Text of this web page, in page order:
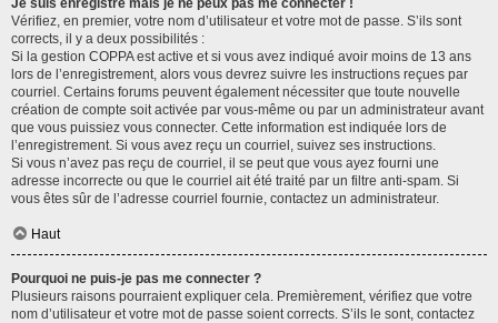
Je suis enregistré mais je ne peux pas me connecter !
Vérifiez, en premier, votre nom d’utilisateur et votre mot de passe. S’ils sont
corrects, il y a deux possibilités :
Si la gestion COPPA est active et si vous avez indiqué avoir moins de 13 ans
lors de l’enregistrement, alors vous devrez suivre les instructions reçues par
courriel. Certains forums peuvent également nécessiter que toute nouvelle
création de compte soit activée par vous-même ou par un administrateur avant
que vous puissiez vous connecter. Cette information est indiquée lors de
l’enregistrement. Si vous avez reçu un courriel, suivez ses instructions.
Si vous n’avez pas reçu de courriel, il se peut que vous ayez fourni une
adresse incorrecte ou que le courriel ait été traité par un filtre anti-spam. Si
vous êtes sûr de l’adresse courriel fournie, contactez un administrateur.
Haut
Pourquoi ne puis-je pas me connecter ?
Plusieurs raisons pourraient expliquer cela. Premièrement, vérifiez que votre
nom d’utilisateur et votre mot de passe soient corrects. S’ils le sont, contactez